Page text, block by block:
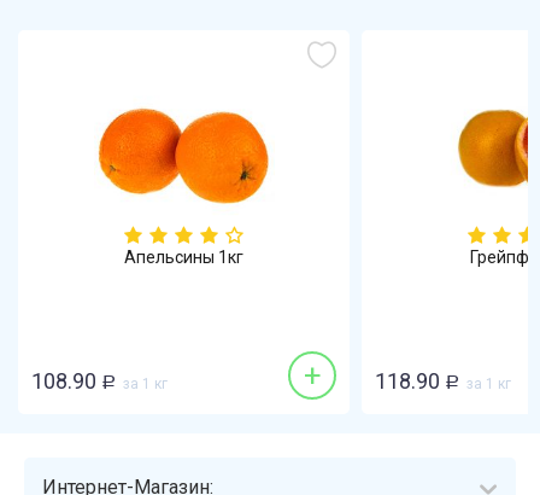
Апельсины 1кг
108.90 Р за 1 кг + 118.90 Р за 1 кг
Интернет-Магазин: